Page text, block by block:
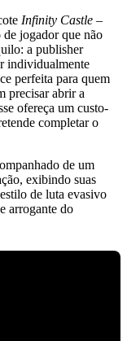
Infinity Castle –
de jogador que não
a publisher
individualmente
perfeita para quem
precisar abrir a
ofereça um custo-
completar o
de um
exibindo suas
de luta evasivo
arrogante do